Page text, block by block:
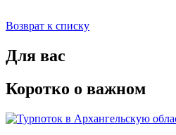
Возврат к списку
Для вас
Коротко о важном